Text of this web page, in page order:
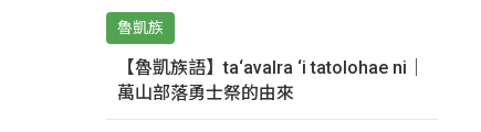
魯凱族
【魯凱族語】ta‘avalra ‘i tatolohae ni｜
萬山部落勇士祭的由來